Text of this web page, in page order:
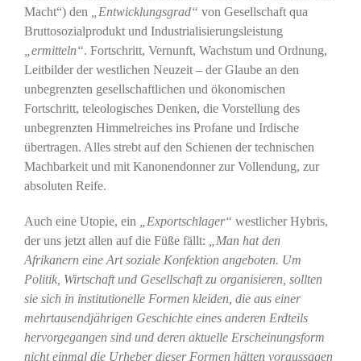
Macht“) den
„Entwicklungsgrad“ von Gesellschaft qua
Bruttosozialprodukt und Industrialisierungsleistung
„ermitteln“. Fortschritt, Vernunft, Wachstum und Ordnung,
Leitbilder der westlichen Neuzeit – der Glaube an den
unbegrenzten gesellschaftlichen und ökonomischen
Fortschritt, teleologisches Denken, die Vorstellung des
unbegrenzten Himmelreiches ins Profane und Irdische
übertragen. Alles strebt auf den Schienen der technischen
Machbarkeit und mit Kanonendonner zur Vollendung, zur
absoluten Reife.
Auch eine Utopie, ein „Exportschlager“ westlicher Hybris,
der uns jetzt allen auf die Füße fällt:
„Man hat den
Afrikanern eine Art soziale Konfektion angeboten. Um
Politik, Wirtschaft und Gesellschaft zu organisieren, sollten
sie sich in institutionelle Formen kleiden, die aus einer
mehrtausendjährigen Geschichte eines anderen Erdteils
hervorgegangen sind und deren aktuelle Erscheinungsform
nicht einmal die Urheber dieser Formen hätten voraussagen